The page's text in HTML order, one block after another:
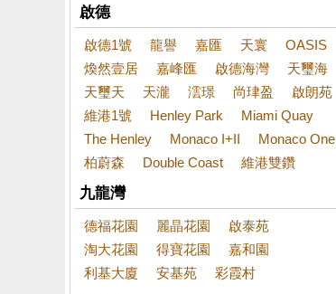
啟德
啟德1號 龍譽 嘉匯 天寰
OASIS
煥然壹居
嘉峰匯 啟德海灣
天璽海
天璽天
天瀧 澐璟 尚珒盈
啟朗苑
維港1號
Henley Park
Miami Quay
The Henley
Monaco I+II
Monaco One
柏蔚森
Double Coast 維港雙鑽
九龍灣
德福花園 麗晶花園
啟泰苑
淘大花園
得寶花園
嘉和園
利基大廈
安基苑 彩霞村